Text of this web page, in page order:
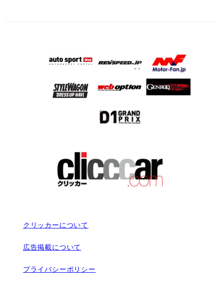
クリッカーについて
広告掲載について
プライバシーポリシー